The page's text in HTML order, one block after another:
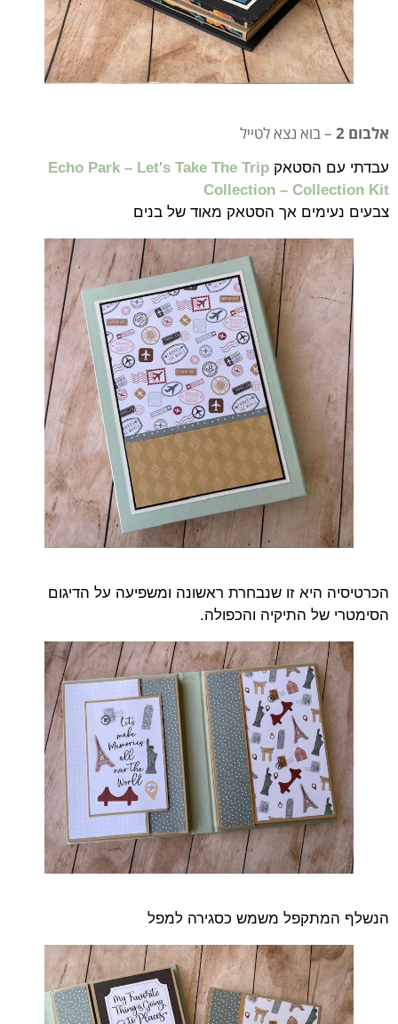
אלבום 2 – בוא נצא לטייל
עבדתי עם הסטאק Echo Park – Let's Take The Trip
Collection – Collection Kit
צבעים נעימים אך הסטאק מאוד של בנים
הכרטיסיה היא זו שנבחרת ראשונה ומשפיעה על הדיגום
הסימטרי של התיקיה והכפולה.
הנשלף המתקפל משמש כסגירה למפל